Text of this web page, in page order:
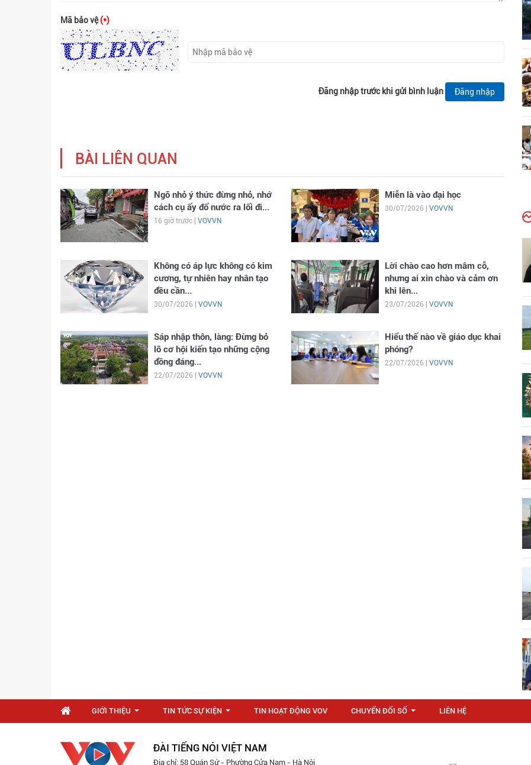
Mã bảo vệ(*)
Đăng nhập trước khi gửi bình luận Đăng nhập
BÀI LIÊN QUAN
Ngõ nhỏ ý thức đừng nhỏ, nhớ
cách cụ ấy đổ nước ra lối đi...
16 giờ trước | VOVVN
Miễn là vào đại học
30/07/2026 | VOVVN
Không có áp lực không có kim
cương, tự nhiên hay nhân tạo
đều cần...
30/07/2026 | VOVVN
Lời chào cao hơn mâm cỗ,
nhưng ai xin chào và cảm ơn
khi lên...
23/07/2026 | VOVVN
Sáp nhập thôn, làng: Đừng bỏ
lỡ cơ hội kiến tạo những cộng
đồng đáng...
22/07/2026 | VOVVN
Hiểu thế nào về giáo dục khai
phóng?
22/07/2026 | VOVVN
GIỚI THIỆU TIN TỨC SỰ KIỆN TIN HOẠT ĐỘNG VOV CHUYỂN ĐỔI SỐ LIÊN HỆ
ĐÀI TIẾNG NÓI VIỆT NAM
Địa chỉ: 58 Quán Sứ - Phường Cửa Nam - Hà Nội